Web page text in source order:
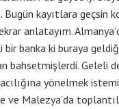
Bugün kayıtlara geçsin
anlatayım.
banka ki buraya
bahsetmişlerdi. Geleli
yönelmek
ve Malezya’da